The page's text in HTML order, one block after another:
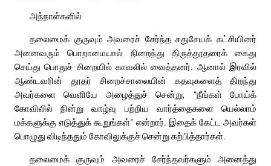
அந்நாள்களில்
தலைமைக் குருவும் அவரைச் சேர்ந்த சதுசேயக் கட்சியினர்
அனைவரும் பொறாமையால் நிறைந்து திருத்தூதரைக் கைது
செய்து பொதுச் சிறையில் காவலில் வைத்தனர். ஆனால் இரவில்
ஆண்டவரின் தூதர் சிறைச்சாலையின் கதவுகளைத் திறந்து
அவர்களை வெளியே அழைத்துச் சென்று, “நீங்கள் போய்க்
கோவிலில் நின்று வாழ்வு பற்றிய வார்த்தைகளை யெல்லாம்
மக்களுக்கு எடுத்துக் கூறுங்கள்” என்றார். இதைக் கேட்ட அவர்கள்
பொழுது விடிந்ததும் கோவிலுக்குச் சென்று கற்பித்தார்கள்.
தலைமைக் குருவும் அவரைச் சேர்ந்தவர்களும் அனைத்து